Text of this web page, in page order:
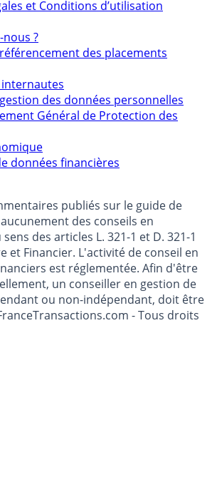
et Conditions d’utilisation
?
des placements
internautes
des données personnelles
Général de Protection des
données financières
publiés sur le guide de
des conseils en
des articles L. 321-1 et D. 321-1
et Financier. L'activité de conseil en
est réglementée. Afin d'être
un conseiller en gestion de
ou non-indépendant, doit être
- Tous droits